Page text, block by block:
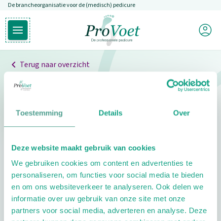
Toestemming Details Over
Deze website maakt gebruik van cookies
We gebruiken cookies om content en advertenties te
personaliseren, om functies voor social media te bieden
en om ons websiteverkeer te analyseren. Ook delen we
informatie over uw gebruik van onze site met onze
partners voor social media, adverteren en analyse. Deze
Overslaan en naar de inhoud gaan
De brancheorganisatie voor de (medisch) pedicure
Open hoofdmenu
Ga naar de homepagina
Mijn
Terug naar overzicht
Professionals
Pedicure niet gevonden
pedicure.